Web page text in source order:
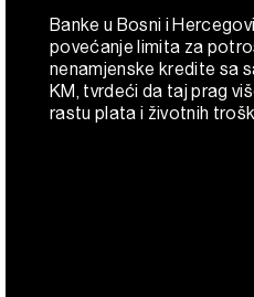
Banke u Bosni i
povećanje limita za
nenamjenske kredite sa
KM, tvrdeći da taj prag
rastu plata i životnih